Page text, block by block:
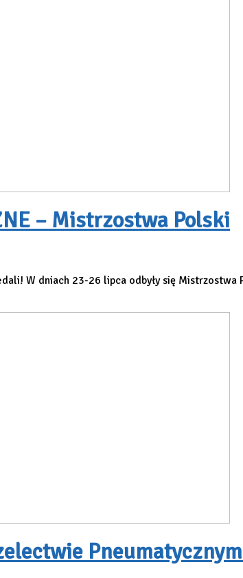
– Mistrzostwa Polski
W dniach 23-26 lipca odbyły się